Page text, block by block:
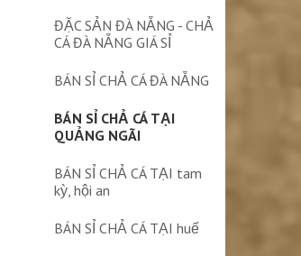
ĐẶC SẢN ĐÀ NẴNG - CHẢ
CÁ ĐÀ NẴNG GIÁ SỈ
BÁN SỈ CHẢ CÁ ĐÀ NẴNG
BÁN SỈ CHẢ CÁ TẠI
QUẢNG NGÃI
BÁN SỈ CHẢ CÁ TẠI tam
kỳ, hội an
BÁN SỈ CHẢ CÁ TẠI huế